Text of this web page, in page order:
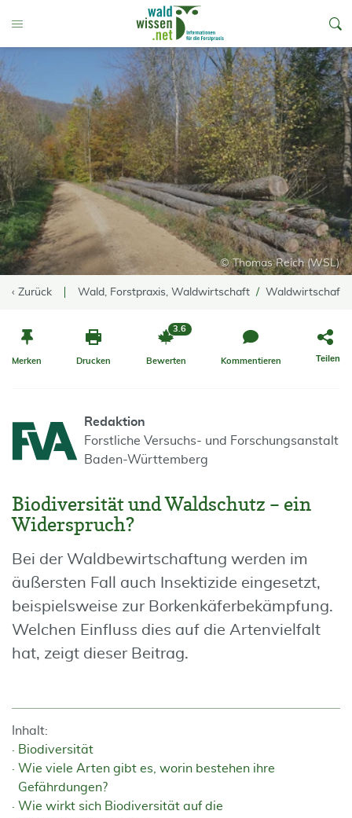
Toggle Menu
© Thomas Reich (WSL)
‹ Zurück Wald, Forstpraxis, Waldwirtschaft Waldwirtschaft
Merken Drucken Bewerten
3.6
Kommentieren Teilen
Redaktion
Forstliche Versuchs- und Forschungsanstalt
Baden-Württemberg
Biodiversität und Waldschutz – ein
Widerspruch?
Bei der Waldbewirtschaftung werden im
äußersten Fall auch Insektizide eingesetzt,
beispielsweise zur Borkenkäferbekämpfung.
Welchen Einfluss dies auf die Artenvielfalt
hat, zeigt dieser Beitrag.
Inhalt:
Biodiversität
Wie viele Arten gibt es, worin bestehen ihre
Gefährdungen?
Wie wirkt sich Biodiversität auf die